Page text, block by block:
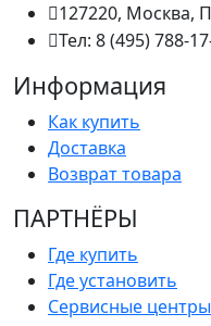
127220, Москва,
Тел: 8 (495) 788-
Информация
Как купить
Доставка
Возврат товара
ПАРТНËРЫ
Где купить
Где установить
Сервисные центры